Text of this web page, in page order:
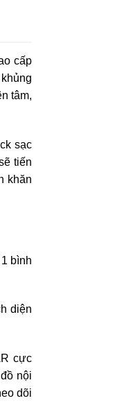
cấp
tâm,
sạc
tiến
khăn
bình
diện
cực
nội
dõi